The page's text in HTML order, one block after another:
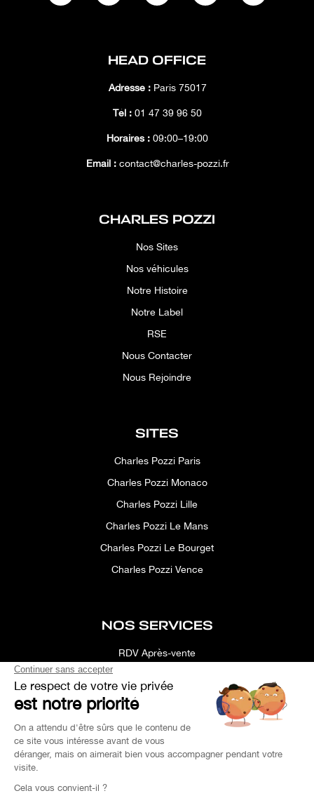
HEAD OFFICE
Adresse :Paris 75017
Tél : 01 47 39 96 50
Horaires : 09:00–19:00
Email :contact@charles-pozzi.fr
CHARLES POZZI
Nos Sites
Nos véhicules
Notre Histoire
Notre Label
RSE
Nous Contacter
Nous Rejoindre
SITES
Charles Pozzi Paris
Charles Pozzi Monaco
Charles Pozzi Lille
Charles Pozzi Le Mans
Charles Pozzi Le Bourget
Charles Pozzi Vence
NOS SERVICES
RDV Après-vente
Simulateur
Recherche Personnalisée